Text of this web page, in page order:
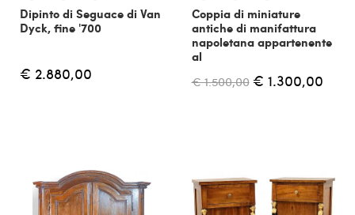
Dipinto di Seguace di Van
Dyck, fine '700
€ 2.880,00
Coppia di miniature
antiche di manifattura
napoletana appartenente
al
€ 1.500,00 € 1.300,00